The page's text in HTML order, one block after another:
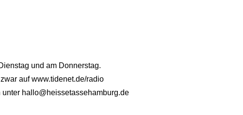
und am Donnerstag.
auf www.tidenet.de/radio
hallo@heissetassehamburg.de